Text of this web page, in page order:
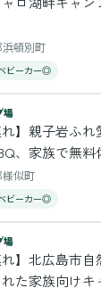
頓別町
ビーカー◎
場
れ】親子岩ふ
、家族で無料
似町
ビーカー◎
場
れ】北広島市
た家族向けキ